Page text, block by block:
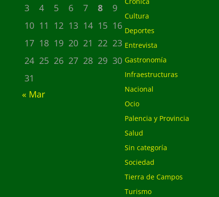
3
4 5 6 7 8
9
10 11 12 13 14 15 16
17 18 19 20 21 22 23
24 25 26 27 28 29 30
31
« Mar
Cultura
Deportes
Entrevista
Gastronomía
Infraestructuras
Nacional
Ocio
Palencia y Provincia
Salud
Sin categoría
Sociedad
Tierra de Campos
Turismo